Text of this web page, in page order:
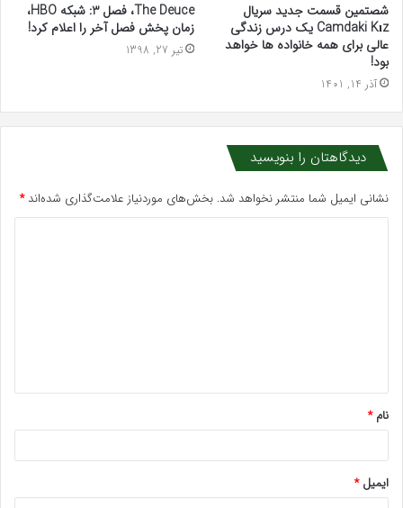
شصتمین قسمت جدید سریال
Camdaki Kız یک درس زندگی
عالی برای همه خانواده ها خواهد
بود!
آذر 14, 1401
The Deuce، فصل 3: شبکه HBO،
زمان پخش فصل آخر را اعلام کرد!
تیر 27, 1398
دیدگاهتان را بنویسید
نشانی ایمیل شما منتشر نخواهد شد. بخش‌های موردنیاز علامت‌گذاری شده‌اند*
*
نام*
ایمیل*